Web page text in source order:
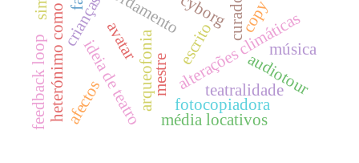
escrito
arqueofonia alterações climáticas
audiotour
ideia de teatro teatralidade
avatar
cyborg
heterónimo como avatar. fotocopiadora
média locativos
crianças
feedback loop afectos
mestre
música